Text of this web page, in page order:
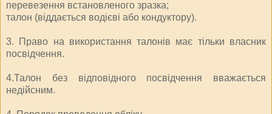
перевезення встановленого зразка;
талон (віддається водієві або кондуктору).
3. Право на використання талонів має тільки власник
посвідчення.
4.Талон без відповідного посвідчення вважається
недійсним.